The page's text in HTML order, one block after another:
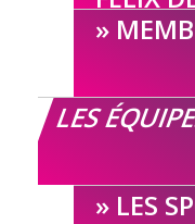
LES
LES